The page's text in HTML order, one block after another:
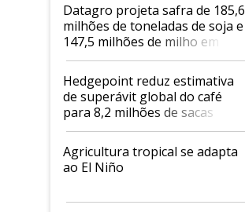
Datagro projeta safra de 185,6
milhões de toneladas de soja e
147,5 milhões de milho em
2026/27
Hedgepoint reduz estimativa
de superávit global do café
para 8,2 milhões de sacas
Agricultura tropical se adapta
ao El Niño